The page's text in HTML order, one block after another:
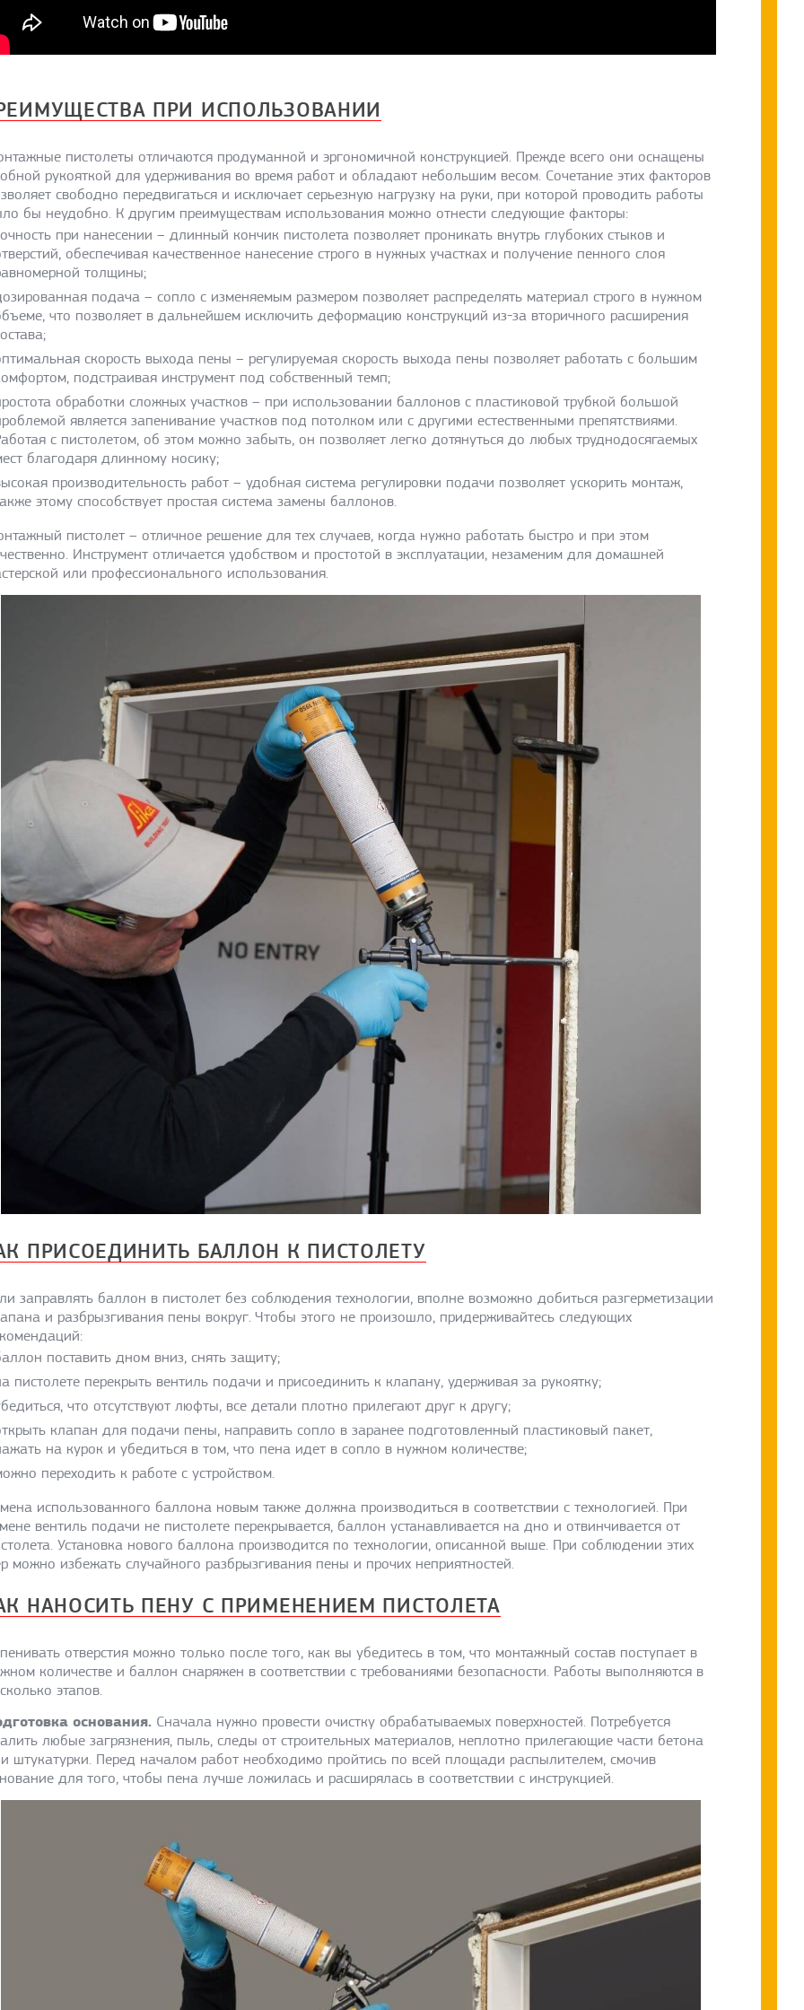
ПРИ ИСПОЛЬЗОВАНИИ
пистолеты отличаются продуманной и эргономичной конструкцией. Прежде всего они оснащены
рукояткой для удерживания во время работ и обладают небольшим весом. Сочетание этих факторов
свободно передвигаться и исключает серьезную нагрузку на руки, при которой проводить работы
бы неудобно. К другим преимуществам использования можно отнести следующие факторы:
при нанесении – длинный кончик пистолета позволяет проникать внутрь глубоких стыков и
обеспечивая качественное нанесение строго в нужных участках и получение пенного слоя
толщины;
подача – сопло с изменяемым размером позволяет распределять материал строго в нужном
что позволяет в дальнейшем исключить деформацию конструкций из-за вторичного расширения
скорость выхода пены – регулируемая скорость выхода пены позволяет работать с большим
подстраивая инструмент под собственный темп;
обработки сложных участков – при использовании баллонов с пластиковой трубкой большой
является запенивание участков под потолком или с другими естественными препятствиями.
с пистолетом, об этом можно забыть, он позволяет легко дотянуться до любых труднодосягаемых
благодаря длинному носику;
производительность работ – удобная система регулировки подачи позволяет ускорить монтаж,
этому способствует простая система замены баллонов.
пистолет – отличное решение для тех случаев, когда нужно работать быстро и при этом
Инструмент отличается удобством и простотой в эксплуатации, незаменим для домашней
или профессионального использования.
ПРИСОЕДИНИТЬ БАЛЛОН К ПИСТОЛЕТУ
заправлять баллон в пистолет без соблюдения технологии, вполне возможно добиться разгерметизации
и разбрызгивания пены вокруг. Чтобы этого не произошло, придерживайтесь следующих
поставить дном вниз, снять защиту;
пистолете перекрыть вентиль подачи и присоединить к клапану, удерживая за рукоятку;
что отсутствуют люфты, все детали плотно прилегают друг к другу;
клапан для подачи пены, направить сопло в заранее подготовленный пластиковый пакет,
на курок и убедиться в том, что пена идет в сопло в нужном количестве;
переходить к работе с устройством.
использованного баллона новым также должна производиться в соответствии с технологией. При
вентиль подачи не пистолете перекрывается, баллон устанавливается на дно и отвинчивается от
Установка нового баллона производится по технологии, описанной выше. При соблюдении этих
можно избежать случайного разбрызгивания пены и прочих неприятностей.
НАНОСИТЬ ПЕНУ С ПРИМЕНЕНИЕМ ПИСТОЛЕТА
отверстия можно только после того, как вы убедитесь в том, что монтажный состав поступает в
количестве и баллон снаряжен в соответствии с требованиями безопасности. Работы выполняются в
этапов.
основания. Сначала нужно провести очистку обрабатываемых поверхностей. Потребуется
любые загрязнения, пыль, следы от строительных материалов, неплотно прилегающие части бетона
штукатурки. Перед началом работ необходимо пройтись по всей площади распылителем, смочив
для того, чтобы пена лучше ложилась и расширялась в соответствии с инструкцией.